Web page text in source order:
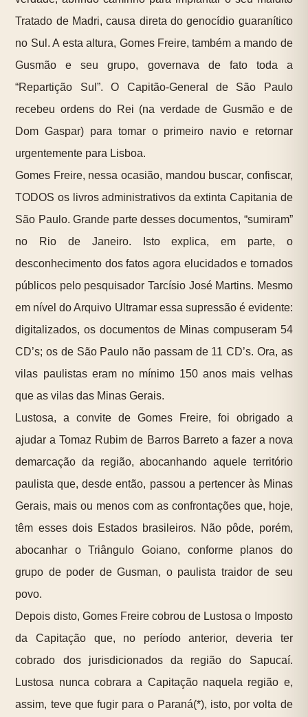
Tratado de Madri, causa direta do genocídio guaranítico
no Sul. A esta altura, Gomes Freire, também a mando de
Gusmão e seu grupo, governava de fato toda a
“Repartição Sul”. O Capitão-General de São Paulo
recebeu ordens do Rei (na verdade de Gusmão e de
Dom Gaspar) para tomar o primeiro navio e retornar
urgentemente para Lisboa.
Gomes Freire, nessa ocasião, mandou buscar, confiscar,
TODOS os livros administrativos da extinta Capitania de
São Paulo. Grande parte desses documentos, “sumiram”
no Rio de Janeiro. Isto explica, em parte, o
desconhecimento dos fatos agora elucidados e tornados
públicos pelo pesquisador Tarcísio José Martins. Mesmo
em nível do Arquivo Ultramar essa supressão é evidente:
digitalizados, os documentos de Minas compuseram 54
CD’s; os de São Paulo não passam de 11 CD’s. Ora, as
vilas paulistas eram no mínimo 150 anos mais velhas
que as vilas das Minas Gerais.
Lustosa, a convite de Gomes Freire, foi obrigado a
ajudar a Tomaz Rubim de Barros Barreto a fazer a nova
demarcação da região, abocanhando aquele território
paulista que, desde então, passou a pertencer às Minas
Gerais, mais ou menos com as confrontações que, hoje,
têm esses dois Estados brasileiros. Não pôde, porém,
abocanhar o Triângulo Goiano, conforme planos do
grupo de poder de Gusman, o paulista traidor de seu
povo.
Depois disto, Gomes Freire cobrou de Lustosa o Imposto
da Capitação que, no período anterior, deveria ter
cobrado dos jurisdicionados da região do Sapucaí.
Lustosa nunca cobrara a Capitação naquela região e,
assim, teve que fugir para o Paraná(*), isto, por volta de